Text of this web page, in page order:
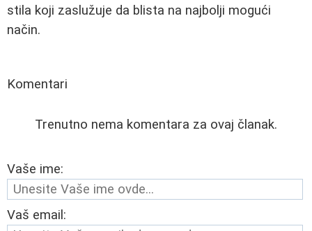
stila koji zaslužuje da blista na najbolji mogući
način.
Komentari
Trenutno nema komentara za ovaj članak.
Vaše ime:
Vaš email: